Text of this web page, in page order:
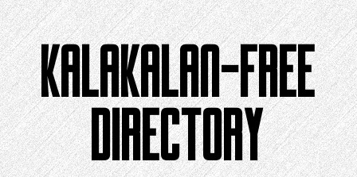
Laktawan
sa
nilalamanKALAKALAN-FREE
DIRECTORY